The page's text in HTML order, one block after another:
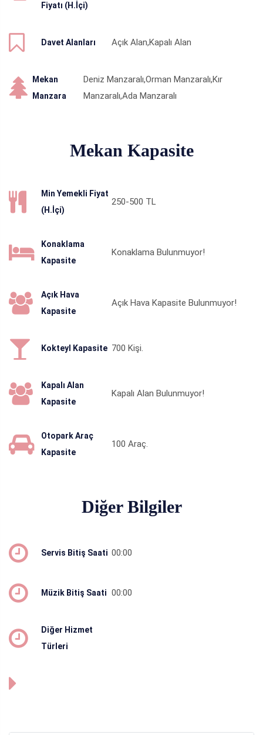
Fiyatı (H.İçi)
Davet Alanları Açık Alan,Kapalı Alan
Mekan
Manzara
Deniz Manzaralı,Orman Manzaralı,Kır
Manzaralı,Ada Manzaralı
Mekan Kapasite
Min Yemekli Fiyat
(H.İçi)
250-500 TL
Konaklama
Kapasite
Konaklama Bulunmuyor!
Açık Hava
Kapasite
Açık Hava Kapasite Bulunmuyor!
Kokteyl Kapasite 700 Kişi.
Kapalı Alan
Kapasite
Kapalı Alan Bulunmuyor!
Otopark Araç
Kapasite
100 Araç.
Diğer Bilgiler
Servis Bitiş Saati 00:00
Müzik Bitiş Saati 00:00
Diğer Hizmet
Türleri